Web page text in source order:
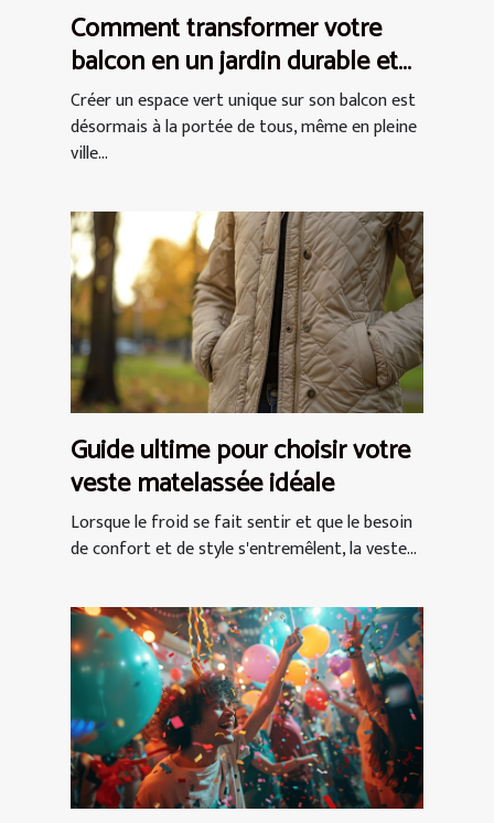
Comment transformer votre
balcon en un jardin durable et
chic
Créer un espace vert unique sur son balcon est
désormais à la portée de tous, même en pleine
ville...
Guide ultime pour choisir votre
veste matelassée idéale
Lorsque le froid se fait sentir et que le besoin
de confort et de style s'entremêlent, la veste...